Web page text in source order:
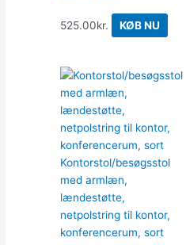
525.00kr. KØB NU
Kontorstol/besøgsstol
med armlæn,
lændestøtte,
netpolstring til kontor,
konferencerum, sort